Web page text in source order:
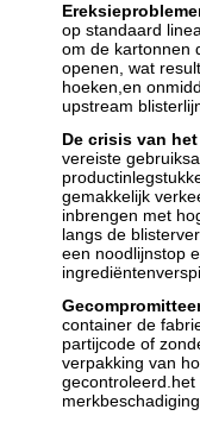
op standaard
om de kartonnen
openen, wat
hoeken,en
upstream
De crisis van
vereiste
gemakkelijk
inbrengen met
langs de
een noodlijnstop
container de
partijcode of
verpakking van
gecontroleerd.het
merkbeschadiging.